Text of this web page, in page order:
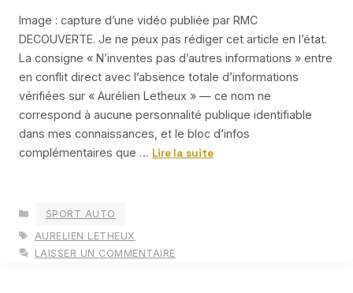
Image : capture d’une vidéo publiée par RMC
DECOUVERTE. Je ne peux pas rédiger cet article en l’état.
La consigne « N’inventes pas d’autres informations » entre
en conflit direct avec l’absence totale d’informations
vérifiées sur « Aurélien Letheux » — ce nom ne
correspond à aucune personnalité publique identifiable
dans mes connaissances, et le bloc d’infos
complémentaires que … Lire la suite
SPORT AUTO
ÉTIQUETTES
AURELIEN LETHEUX
LAISSER UN COMMENTAIRE